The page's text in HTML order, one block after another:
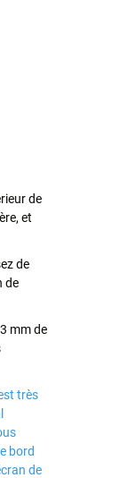
de
et
de
de
mm de
très
bord
de